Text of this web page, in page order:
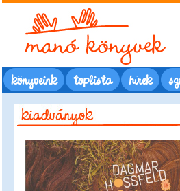
könyveink toplista hírek